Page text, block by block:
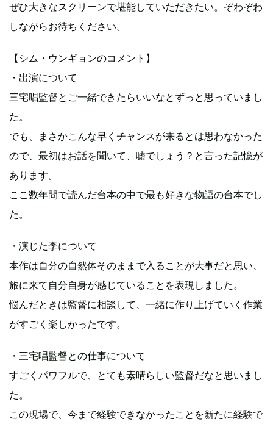
ぜひ大きなスクリーンで堪能していただきたい。ぞわぞわ
しながらお待ちください。
【シム・ウンギョンのコメント】
・出演について
三宅唱監督とご一緒できたらいいなとずっと思っていまし
た。
でも、まさかこんな早くチャンスが来るとは思わなかった
ので、最初はお話を聞いて、嘘でしょう？と言った記憶が
あります。
ここ数年間で読んだ台本の中で最も好きな物語の台本でし
た。
・演じた李について
本作は自分の自然体そのままで入ることが大事だと思い、
旅に来て自分自身が感じていることを表現しました。
悩んだときは監督に相談して、一緒に作り上げていく作業
がすごく楽しかったです。
・三宅唱監督との仕事について
すごくパワフルで、とても素晴らしい監督だなと思いまし
た。
この現場で、今まで経験できなかったことを新たに経験で